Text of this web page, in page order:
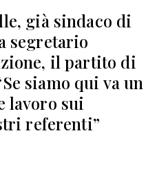
già sindaco di
segretario
il partito di
siamo qui va un
lavoro sui
referenti”